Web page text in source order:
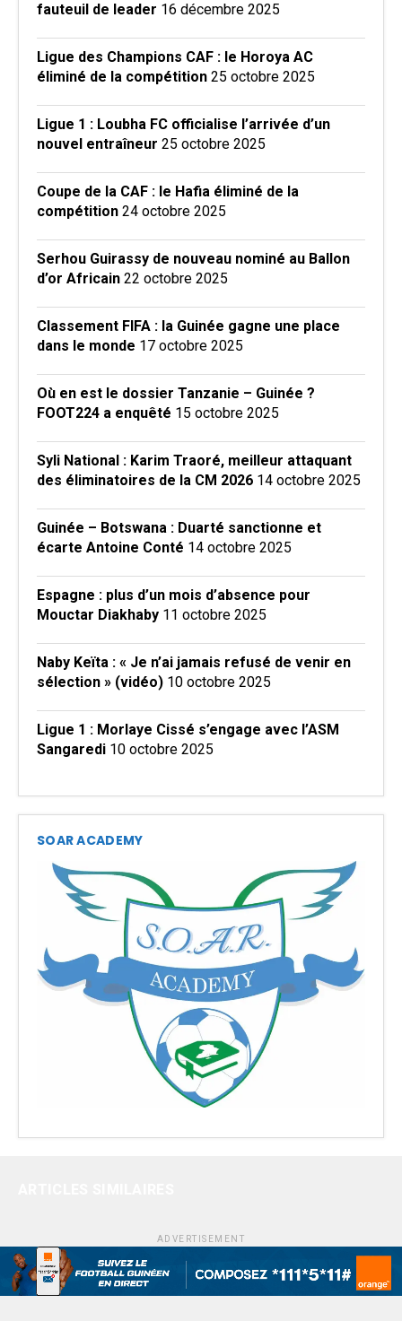
fauteuil de leader 16 décembre 2025
Ligue des Champions CAF : le Horoya AC
éliminé de la compétition 25 octobre 2025
Ligue 1 : Loubha FC officialise l’arrivée d’un
nouvel entraîneur 25 octobre 2025
Coupe de la CAF : le Hafia éliminé de la
compétition 24 octobre 2025
Serhou Guirassy de nouveau nominé au Ballon
d’or Africain 22 octobre 2025
Classement FIFA : la Guinée gagne une place
dans le monde 17 octobre 2025
Où en est le dossier Tanzanie – Guinée ?
FOOT224 a enquêté 15 octobre 2025
Syli National : Karim Traoré, meilleur attaquant
des éliminatoires de la CM 2026 14 octobre 2025
Guinée – Botswana : Duarté sanctionne et
écarte Antoine Conté 14 octobre 2025
Espagne : plus d’un mois d’absence pour
Mouctar Diakhaby 11 octobre 2025
Naby Keïta : « Je n’ai jamais refusé de venir en
sélection » (vidéo) 10 octobre 2025
Ligue 1 : Morlaye Cissé s’engage avec l’ASM
Sangaredi 10 octobre 2025
SOAR ACADEMY
ADVERTISEMENT